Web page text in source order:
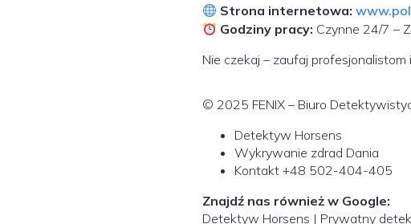
Strona internetowa:
Godziny pracy: Czynne 24/7 –
Nie czekaj – zaufaj
© 2025 FENIX – Biuro
Detektyw Horsens
Wykrywanie zdrad Dania
Kontakt +48 502-404-405
Znajdź nas również w Google:
Detektyw Horsens | Prywatny